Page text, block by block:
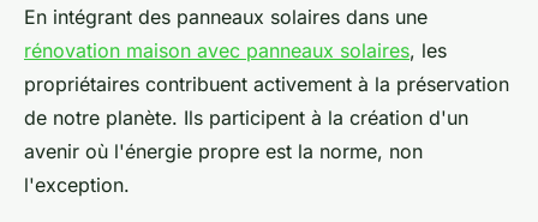
En intégrant des panneaux solaires dans une
rénovation maison avec panneaux solaires, les
propriétaires contribuent activement à la préservation
de notre planète. Ils participent à la création d'un
avenir où l'énergie propre est la norme, non
l'exception.